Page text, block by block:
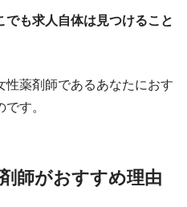
でも求人自体は見つけること
性薬剤師であるあなたにおす
す。
師がおすすめ理由